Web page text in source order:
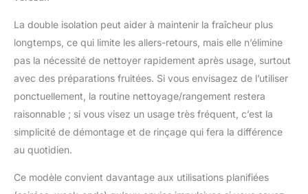
La double isolation peut aider à maintenir la fraîcheur plus
longtemps, ce qui limite les allers-retours, mais elle n’élimine
pas la nécessité de nettoyer rapidement après usage, surtout
avec des préparations fruitées. Si vous envisagez de l’utiliser
ponctuellement, la routine nettoyage/rangement restera
raisonnable ; si vous visez un usage très fréquent, c’est la
simplicité de démontage et de rinçage qui fera la différence
au quotidien.
Ce modèle convient davantage aux utilisations planifiées